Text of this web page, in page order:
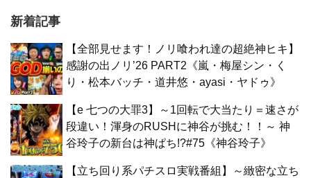
新着記事
【全部見せます！ノリ喰われ達の超絶神ヒキ】
感謝の出ノリ’26 PART2《嵐・梅屋シン・く
り・松本バッチ・道井悠・ayasi・ヤドゥ》
【e 七つの大罪3】～1回転で大当たり＝速さが
段違い！渾身のRUSHに神谷が挑む！！～ 神
谷玲子の新台は神ぱち!?#75《神谷玲子》
【立ち回り系パチスロ実戦番組】～緻密な立ち